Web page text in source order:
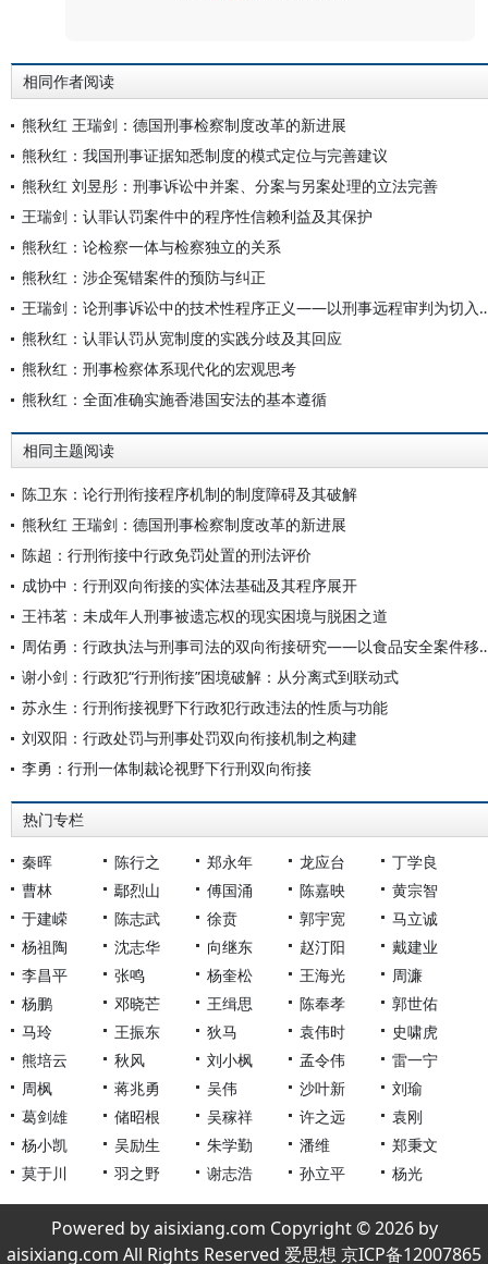
相同作者阅读
熊秋红 王瑞剑：德国刑事检察制度改革的新进展
熊秋红：我国刑事证据知悉制度的模式定位与完善建议
熊秋红 刘昱彤：刑事诉讼中并案、分案与另案处理的立法完善
王瑞剑：认罪认罚案件中的程序性信赖利益及其保护
熊秋红：论检察一体与检察独立的关系
熊秋红：涉企冤错案件的预防与纠正
王瑞剑：论刑事诉讼中的技术
熊秋红：认罪认罚从宽制度的实践分歧及其回应
熊秋红：刑事检察体系现代化的宏观思考
熊秋红：全面准确实施香港国安法的基本遵循
相同主题阅读
陈卫东：论行刑衔接程序机制的制度障碍及其破解
熊秋红 王瑞剑：德国刑事检察制度改革的新进展
陈超：行刑衔接中行政免罚处置的刑法评价
成协中：行刑双向衔接的实体法基础及其程序展开
王祎茗：未成年人刑事被遗忘权的现实困境与脱困之道
周佑勇：行政执法与刑事司法
谢小剑：行政犯“行刑衔接”困境破解：从分离式到联动式
苏永生：行刑衔接视野下行政犯行政违法的性质与功能
刘双阳：行政处罚与刑事处罚双向衔接机制之构建
李勇：行刑一体制裁论视野下行刑双向衔接
热门专栏
秦晖 陈行之 郑永年 龙应台
丁学良
曹林
鄢烈山 傅国涌 陈嘉映
黄宗智
于建嵘
陈志武 徐贲 郭宇宽
马立诚
杨祖陶
沈志华 向继东 赵汀阳
戴建业
李昌平
张鸣 杨奎松 王海光
周濂
杨鹏
邓晓芒 王缉思 陈奉孝
郭世佑
马玲
王振东 狄马 袁伟时
史啸虎
熊培云
秋风 刘小枫 孟令伟
雷一宁
周枫
蒋兆勇 吴伟 沙叶新
刘瑜
葛剑雄
储昭根 吴稼祥 许之远
袁刚
杨小凯
吴励生 朱学勤 潘维
郑秉文
莫于川
羽之野 谢志浩 孙立平 杨光
Powered by aisixiang.com Copyright © 2026 by
aisixiang.com All Rights Reserved 爱思想 京ICP备12007865